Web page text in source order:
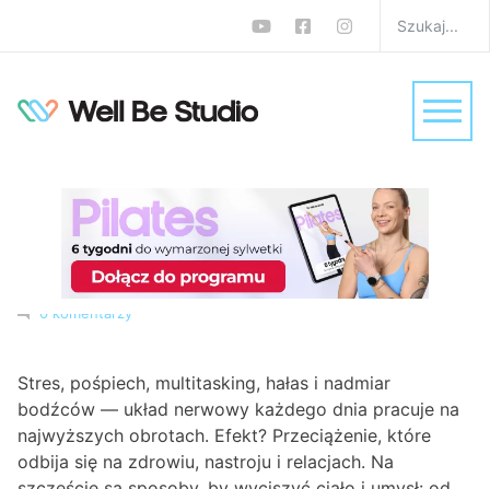
Jak wyciszyć układ
sprawdzone sposoby na
redukcję stresu
Psyche,Zdrowie
Monika Zalewska-Biełło
0 komentarzy
Stres, pośpiech, multitasking, hałas i nadmiar
bodźców — układ nerwowy każdego dnia pracuje na
najwyższych obrotach. Efekt? Przeciążenie, które
odbija się na zdrowiu, nastroju i relacjach. Na